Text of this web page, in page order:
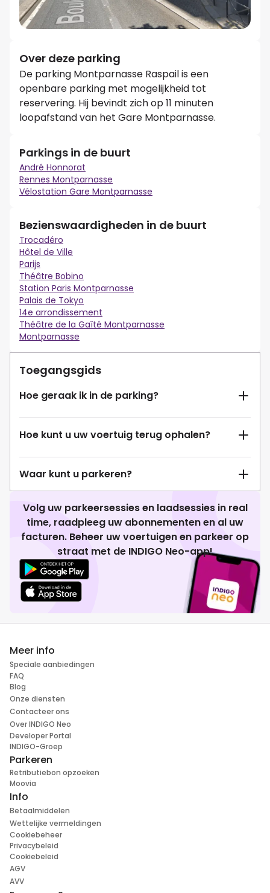
Over deze parking
De parking Montparnasse Raspail is een
openbare parking met mogelijkheid tot
reservering. Hij bevindt zich op 11 minuten
loopafstand van het Gare Montparnasse.
Parkings in de buurt
André Honnorat
Rennes Montparnasse
Vélostation Gare Montparnasse
Bezienswaardigheden in de buurt
Trocadéro
Hôtel de Ville
Parijs
Théâtre Bobino
Station Paris Montparnasse
Palais de Tokyo
14e arrondissement
Théâtre de la Gaîté Montparnasse
Montparnasse
Toegangsgids
Hoe geraak ik in de parking?
Hoe kunt u uw voertuig terug ophalen?
Waar kunt u parkeren?
Volg uw parkeersessies en laadsessies in real
time, raadpleeg uw abonnementen en al uw
facturen. Beheer uw voertuigen en parkeer op
straat met de INDIGO Neo-app!
Meer info
Speciale aanbiedingen
FAQ
Blog
Onze diensten
Contacteer ons
Over INDIGO Neo
Developer Portal
INDIGO-Groep
Parkeren
Retributiebon opzoeken
Moovia
Info
Betaalmiddelen
Wettelijke vermeldingen
Cookiebeheer
Privacybeleid
Cookiebeleid
AGV
AVV